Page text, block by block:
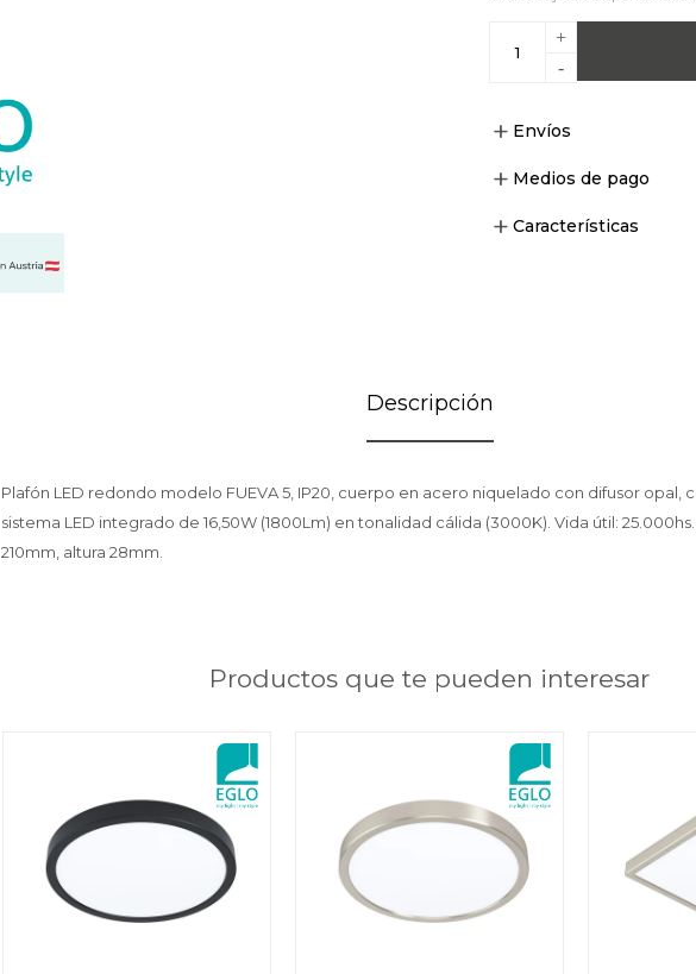
+
-
Envíos
Medios de pago
Características
Descripción
Plafón LED redondo modelo FUEVA 5, IP20, cuerpo en acero niquelado con difusor opal,
sistema LED integrado de 16,50W (1800Lm) en tonalidad cálida (3000K). Vida útil:
210mm, altura 28mm.
Productos que te pueden interesar